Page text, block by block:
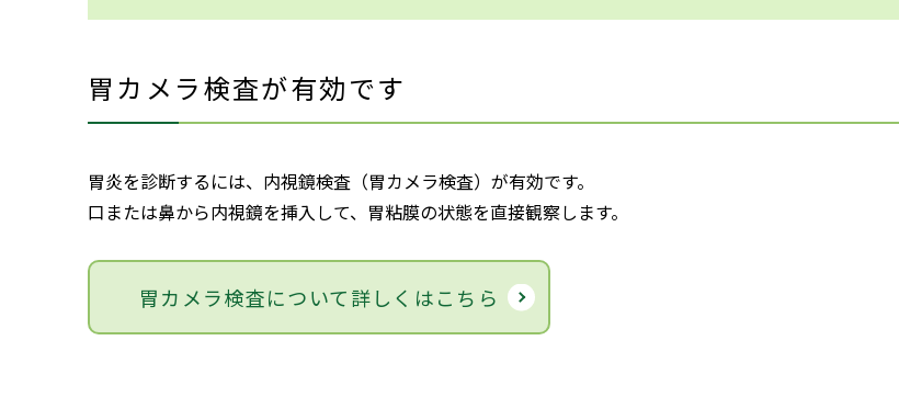
胃カメラ検査が有効です
胃炎を診断するには、内視鏡検査（胃カメラ検査）が有効です。
口または鼻から内視鏡を挿入して、胃粘膜の状態を直接観察します。
胃カメラ検査について詳しくはこちら